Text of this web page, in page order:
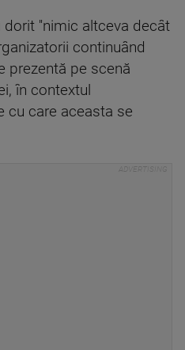
''nimic altceva decât
continuând
prezentă pe scenă
în contextul
cu care aceasta se